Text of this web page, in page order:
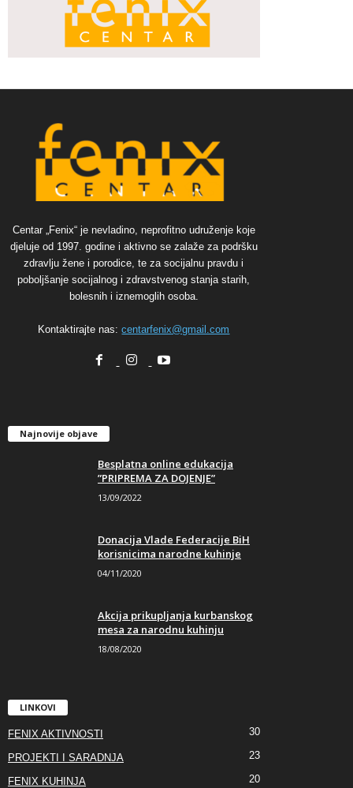
Centar „Fenix“ je nevladino, neprofitno udruženje koje
djeluje od 1997. godine i aktivno se zalaže za podršku
zdravlju žene i porodice, te za socijalnu pravdu i
poboljšanje socijalnog i zdravstvenog stanja starih,
bolesnih i iznemoglih osoba.
Kontaktirajte nas:centarfenix@gmail.com
Najnovije objave
Besplatna online edukacija
”PRIPREMA ZA DOJENJE”
13/09/2022
Donacija Vlade Federacije BiH
korisnicima narodne kuhinje
04/11/2020
Akcija prikupljanja kurbanskog
mesa za narodnu kuhinju
18/08/2020
LINKOVI
FENIX AKTIVNOSTI 30
PROJEKTI I SARADNJA 23
FENIX KUHINJA 20